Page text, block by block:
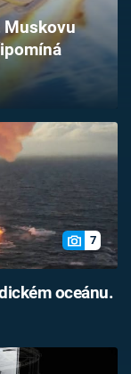
Muskovu
7
oceánu.